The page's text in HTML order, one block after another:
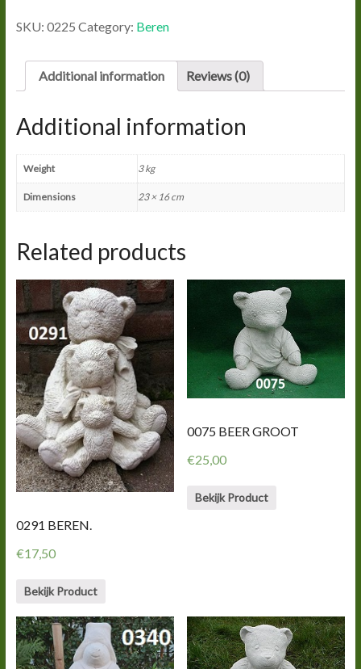
SKU: 0225 Category: Beren
Additional information Reviews (0)
Additional information
Weight 3 kg
Dimensions 23 × 16 cm
Related products
0291 BEREN.
€17,50
Bekijk Product
0075 BEER GROOT
€25,00
Bekijk Product